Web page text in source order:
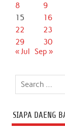
8
9
15
16
22
23
29
30
« Jul Sep »
SIAPA DAENG